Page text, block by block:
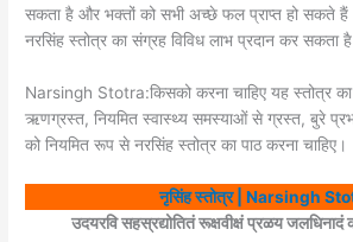
सकता है और भक्तों को सभी अच्छे फल प्राप्त हो सकते
नरसिंह स्तोत्र का संग्रह विविध लाभ प्रदान कर सकता
Narsingh Stotra:किसको करना चाहिए यह स्तोत्र का
ऋणग्रस्त, नियमित स्वास्थ्य समस्याओं से ग्रस्त, बुरे
को नियमित रूप से नरसिंह स्तोत्र का पाठ करना चाहिए।
नृसिंह स्तोत्र | Narsingh
उदयरवि सहस्रद्योतितं रूक्षवीक्षं प्रळय जलधिनादं